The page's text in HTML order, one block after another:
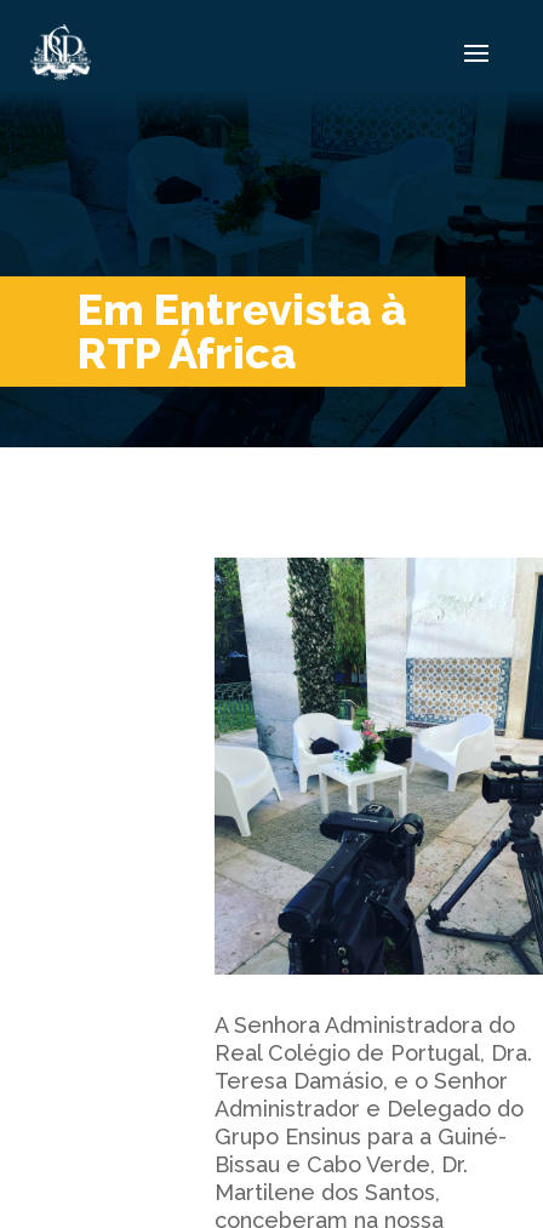
Em Entrevista à
RTP África
A Senhora Administradora do
Real Colégio de Portugal, Dra.
Teresa Damásio, e o Senhor
Administrador e Delegado do
Grupo Ensinus para a Guiné-
Bissau e Cabo Verde, Dr.
Martilene dos Santos,
conceberam na nossa